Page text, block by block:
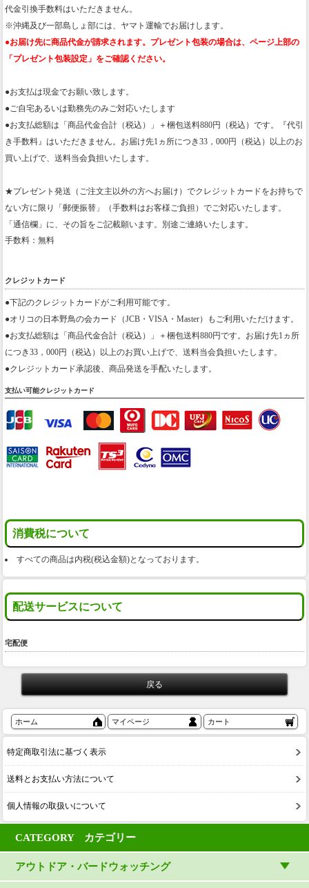
代金引換手数料はいただきません。
※沖縄及び一部島しょ部には、ヤマト運輸でお届けします。
●お届け先に商品代金が請求されます。プレゼント包装の場合は、ページ上部の
「プレゼント包装設定」をご確認ください。
●お支払は現金でお願い致します。
●ご自宅あるいは勤務先のみご対応いたします
●お支払総額は「商品代金合計（税込）」＋梱包送料880円（税込）です。『代引
き手数料』はいただきません。お届け先1ヵ所につき33，000円（税込）以上のお
買い上げで、送料当会負担いたします。
★プレゼント発送（ご注文主以外の方へお届け）でクレジットカードをお持ちで
ない方に限り「郵便振替」（手数料はお客様ご負担）でご対応いたします。
「通信欄」に、その旨をご記載願います。別途ご連絡いたします。
手数料：無料
クレジットカード
●下記のクレジットカードがご利用可能です。
●オリコの日本野鳥の会カード（JCB・VISA・Master）もご利用いただけます。
●お支払総額は「商品代金合計（税込）」＋梱包送料880円です。お届け先1ヵ所
につき33，000円（税込）以上のお買い上げで、送料当会負担いたします。
●クレジットカード承認後、商品発送を手配いたします。
支払い可能クレジットカード
消費税について
すべての商品は内税(税込金額)となっております。
配送サービスについて
宅配便
ホーム マイページ カート
特定商取引法に基づく表示
送料とお支払い方法について
個人情報の取扱いについて
CATEGORY カテゴリー
アウトドア・バードウォッチング